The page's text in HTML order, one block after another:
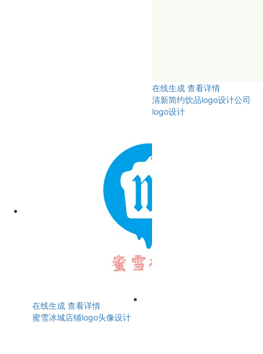
在线生成 查看详情
清新简约饮品logo设计公司
logo设计
在线生成 查看详情
蜜雪冰城店铺logo头像设计